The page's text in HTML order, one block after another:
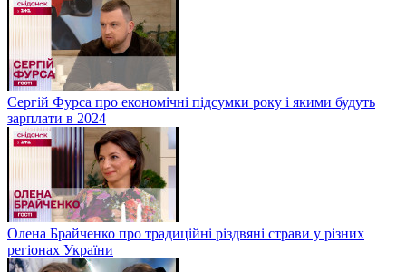
Сергій Фурса про економічні підсумки року і якими будуть
зарплати в 2024
Олена Брайченко про традиційні різдвяні страви у різних
регіонах України